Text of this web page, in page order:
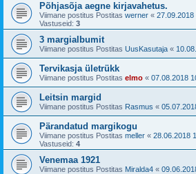
Põhjasõja aegne kirjavahetus.
Viimane postitus Postitas werner « 27.09.2018
Vastuseid: 3
3 margialbumit
Viimane postitus Postitas UusKasutaja «
Tervikasja ületrükk
Viimane postitus Postitas elmo « 07.08.2018
Leitsin margid
Viimane postitus Postitas Rasmus «
Pärandatud margikogu
Viimane postitus Postitas meller « 28.06.2018
Vastuseid: 4
Venemaa 1921
Viimane postitus Postitas Miralda4 «